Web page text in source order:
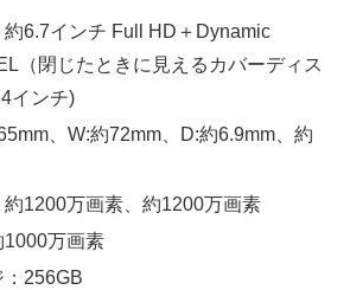
約6.7インチ Full HD＋Dynamic
（閉じたときに見えるカバーディス
インチ)
、W:約72mm、D:約6.9mm、約
1200万画素、約1200万画素
1000万画素
256GB